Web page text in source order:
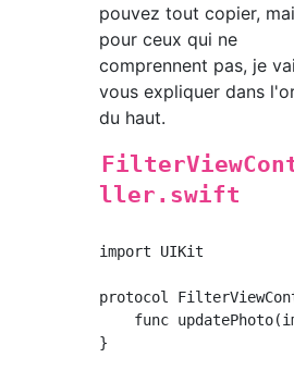
pouvez tout copier,
pour ceux qui ne
comprennent pas, je
vous expliquer dans
du haut.
ller.swift
import UIKit
protocol
func
}